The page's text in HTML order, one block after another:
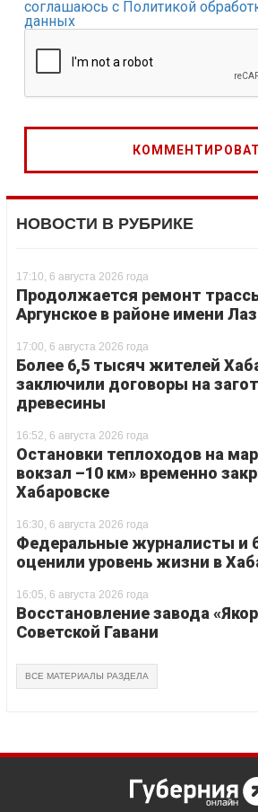
соглашаюсь с Политикой
данных
НОВОСТИ В РУБРИКЕ
17:10, 6 августа 2026 года
Продолжается ремонт
Аргунское в районе имени
17:00, 6 августа 2026 года
Более 6,5 тысяч жителей
заключили договоры на
древесины
16:52, 6 августа 2026 года
Остановки теплоходов на
вокзал –10 км» временно
Хабаровске
16:30, 6 августа 2026 года
Федеральные журналисты и
оценили уровень жизни в
16:05, 6 августа 2026 года
Восстановление завода
Советской Гавани
ВСЕ МАТЕРИАЛЫ РАЗДЕЛА